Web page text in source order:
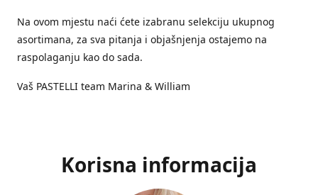
Na ovom mjestu naći ćete izabranu selekciju ukupnog
asortimana, za sva pitanja i objašnjenja ostajemo na
raspolaganju kao do sada.
Vaš PASTELLI team Marina & William
Korisna informacija